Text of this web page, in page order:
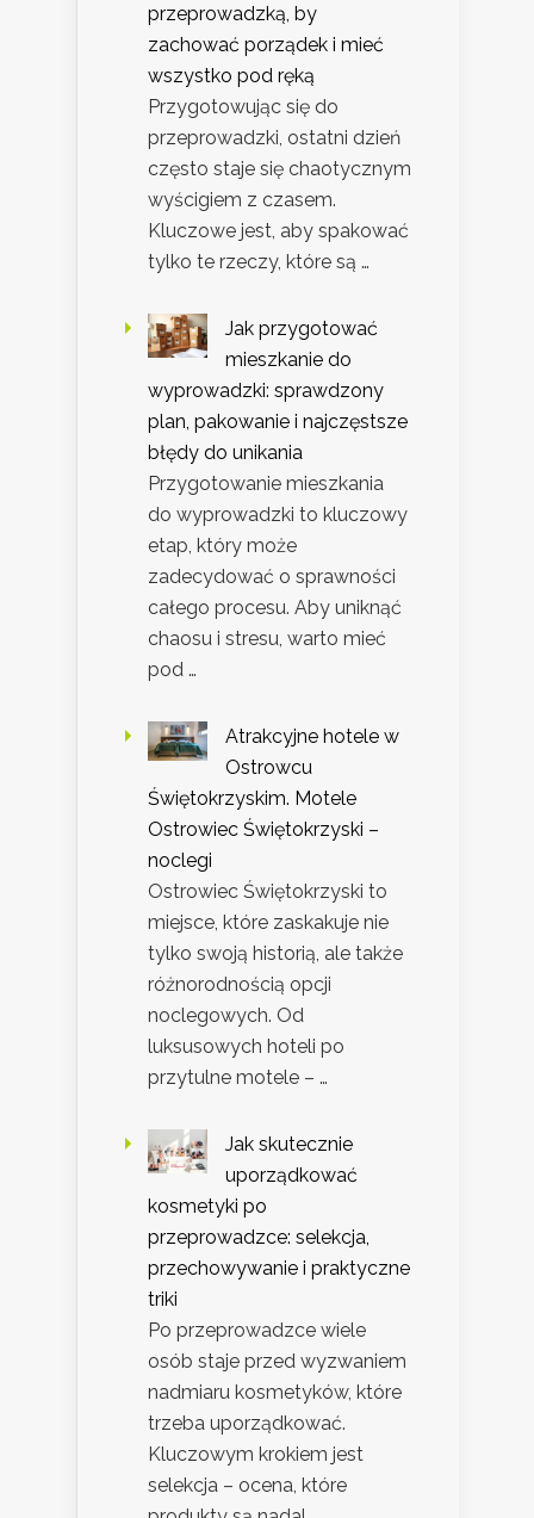
przeprowadzką, by
zachować porządek i mieć
wszystko pod ręką
Przygotowując się do
przeprowadzki, ostatni dzień
często staje się chaotycznym
wyścigiem z czasem.
Kluczowe jest, aby spakować
tylko te rzeczy, które są …
Jak przygotować
mieszkanie do
wyprowadzki: sprawdzony
plan, pakowanie i najczęstsze
błędy do unikania
Przygotowanie mieszkania
do wyprowadzki to kluczowy
etap, który może
zadecydować o sprawności
całego procesu. Aby uniknąć
chaosu i stresu, warto mieć
pod …
Atrakcyjne hotele w
Ostrowcu
Świętokrzyskim. Motele
Ostrowiec Świętokrzyski –
noclegi
Ostrowiec Świętokrzyski to
miejsce, które zaskakuje nie
tylko swoją historią, ale także
różnorodnością opcji
noclegowych. Od
luksusowych hoteli po
przytulne motele – …
Jak skutecznie
uporządkować
kosmetyki po
przeprowadzce: selekcja,
przechowywanie i praktyczne
triki
Po przeprowadzce wiele
osób staje przed wyzwaniem
nadmiaru kosmetyków, które
trzeba uporządkować.
Kluczowym krokiem jest
selekcja – ocena, które